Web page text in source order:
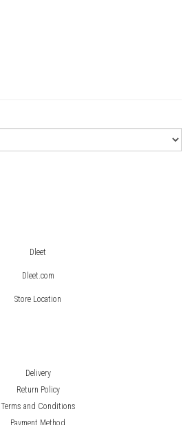
Dleet
Dleet.com
Store Location
Delivery
Return Policy
Terms and Conditions
Payment Method